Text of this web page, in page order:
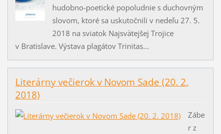
hudobno-poetické popoludnie s duchovným
slovom, ktoré sa uskutočnili v nedeľu 27. 5.
2018 na sviatok Najsvätejšej Trojice
v Bratislave. Výstava plagátov Trinitas...
Literárny večierok v Novom Sade (20. 2.
2018)
Zábe
r z